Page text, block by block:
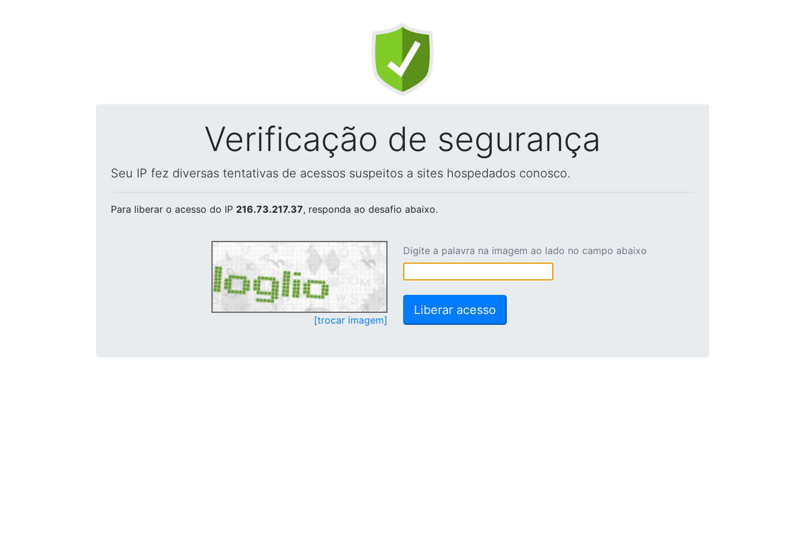
Verificação de segurança
Seu IP fez diversas tentativas de acessos suspeitos a sites hospedados conosco.
Para liberar o acesso do IP 216.73.217.37, responda ao desafio abaixo.
[trocar imagem]
Digite a palavra na imagem ao lado no campo abaixo